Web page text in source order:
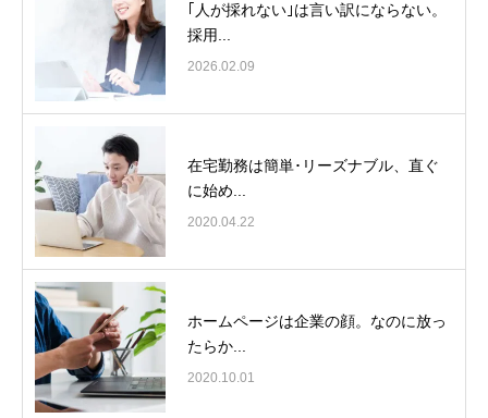
｢人が採れない｣は言い訳にならない。
採用...
2026.02.09
在宅勤務は簡単･リーズナブル、直ぐ
に始め...
2020.04.22
ホームページは企業の顔。なのに放っ
たらか...
2020.10.01